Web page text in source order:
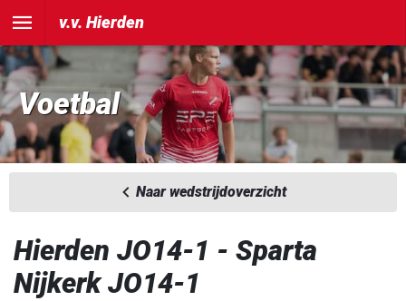
v.v. Hierden
Voetbal
Naar wedstrijdoverzicht
Hierden JO14-1 - Sparta
Nijkerk JO14-1